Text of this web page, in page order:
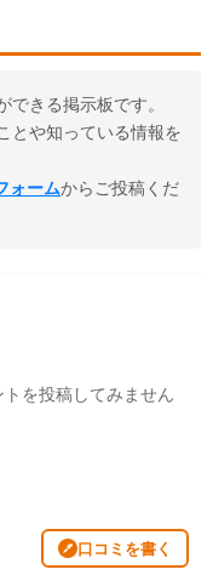
きる掲示板です。
とや知っている情報を
ォームからご投稿くだ
を投稿してみません
口コミを書く